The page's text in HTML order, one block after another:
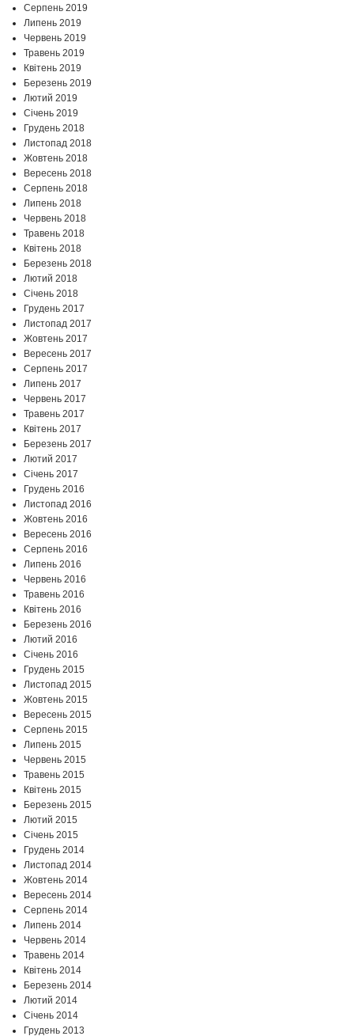
Серпень 2019
Липень 2019
Червень 2019
Травень 2019
Квітень 2019
Березень 2019
Лютий 2019
Січень 2019
Грудень 2018
Листопад 2018
Жовтень 2018
Вересень 2018
Серпень 2018
Липень 2018
Червень 2018
Травень 2018
Квітень 2018
Березень 2018
Лютий 2018
Січень 2018
Грудень 2017
Листопад 2017
Жовтень 2017
Вересень 2017
Серпень 2017
Липень 2017
Червень 2017
Травень 2017
Квітень 2017
Березень 2017
Лютий 2017
Січень 2017
Грудень 2016
Листопад 2016
Жовтень 2016
Вересень 2016
Серпень 2016
Липень 2016
Червень 2016
Травень 2016
Квітень 2016
Березень 2016
Лютий 2016
Січень 2016
Грудень 2015
Листопад 2015
Жовтень 2015
Вересень 2015
Серпень 2015
Липень 2015
Червень 2015
Травень 2015
Квітень 2015
Березень 2015
Лютий 2015
Січень 2015
Грудень 2014
Листопад 2014
Жовтень 2014
Вересень 2014
Серпень 2014
Липень 2014
Червень 2014
Травень 2014
Квітень 2014
Березень 2014
Лютий 2014
Січень 2014
Грудень 2013